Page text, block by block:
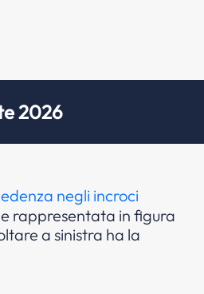
2026
negli incroci
rappresentata in figura
a sinistra ha la